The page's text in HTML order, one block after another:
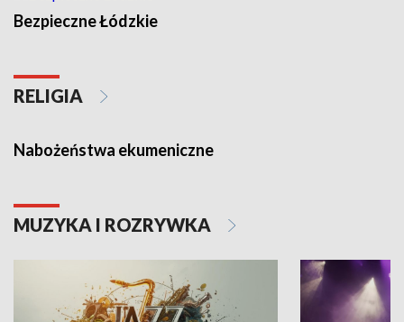
Bezpieczne Łódzkie
RELIGIA
Nabożeństwa ekumeniczne
MUZYKA I ROZRYWKA